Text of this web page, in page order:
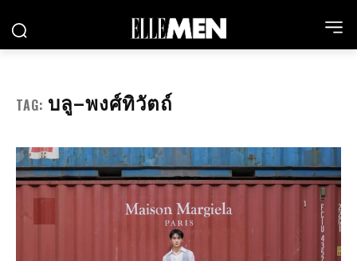
TAG: บลู–พงศ์ทิวัตถ์